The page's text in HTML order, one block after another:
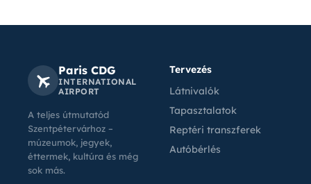
Paris CDG
INTERNATIONAL
AIRPORT
A teljes útmutatód
Szentpétervárhoz –
múzeumok, jegyek,
éttermek, kultúra és még
sok más.
Tervezés
Látnivalók
Tapasztalatok
Reptéri transzferek
Autóbérlés